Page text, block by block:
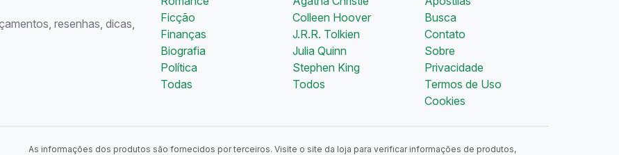
resenhas, dicas,
Ficção
Finanças
Biografia
Política
Todas
Colleen Hoover
J.R.R. Tolkien
Julia Quinn
Stephen King
Todos
Busca
Contato
Sobre
Privacidade
Termos de Uso
Cookies
As informações dos produtos são fornecidos por terceiros. Visite o site da loja para verificar informações de produtos,